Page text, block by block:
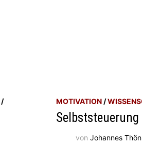
/
MOTIVATION /
Selbststeuerung
vonJohannes